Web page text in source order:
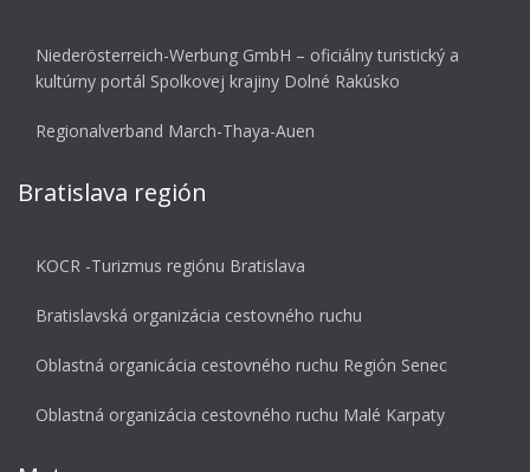
Niederösterreich-Werbung GmbH – oficiálny turistický a
kultúrny portál Spolkovej krajiny Dolné Rakúsko
Regionalverband March-Thaya-Auen
Bratislava región
KOCR -Turizmus regiónu Bratislava
Bratislavská organizácia cestovného ruchu
Oblastná organicácia cestovného ruchu Región Senec
Oblastná organizácia cestovného ruchu Malé Karpaty